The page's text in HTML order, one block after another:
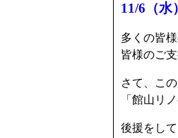
11/6（水
多くの皆
皆様のご
さて、こ
「館山リ
後援をし